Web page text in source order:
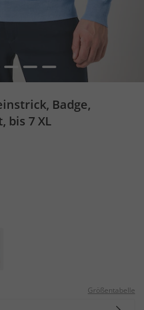
3 4 5
Badge,
bis 7 XL
Größentabelle